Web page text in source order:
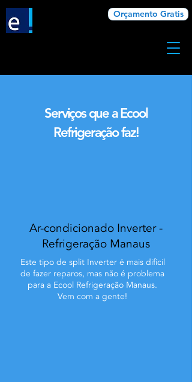
Orçamento Gratis
Serviços que a Ecool
Refrigeração faz!
Ar-condicionado Inverter -
Refrigeração Manaus
Este tipo de split Inverter é mais difícil
de fazer reparos, mas não é problema
para a Ecool Refrigeração Manaus.
Vem com a gente!